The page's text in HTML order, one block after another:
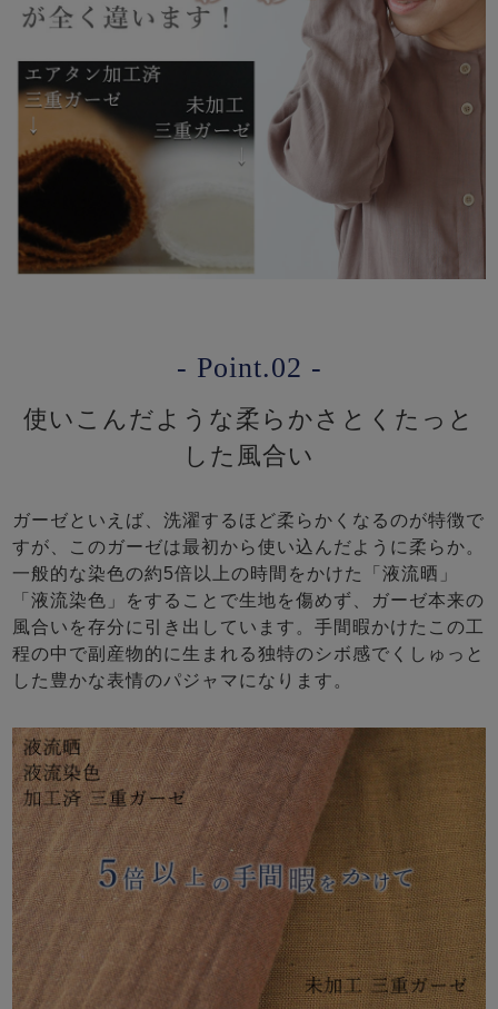
- Point.02 -
使いこんだような柔らかさとくたっと
した風合い
ガーゼといえば、洗濯するほど柔らかくなるのが特徴で
すが、このガーゼは最初から使い込んだように柔らか。
一般的な染色の約5倍以上の時間をかけた「液流晒」
「液流染色」をすることで生地を傷めず、ガーゼ本来の
風合いを存分に引き出しています。手間暇かけたこの工
程の中で副産物的に生まれる独特のシボ感でくしゅっと
した豊かな表情のパジャマになります。